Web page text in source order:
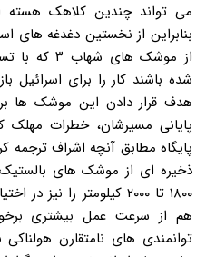
می تواند چندین کلاهک
بنابراین از نخستین دغدغه
از موشک های
شده باشند کار را برای اسرائیل
هدف قرار دادن این موشک ها بر
پایانی مسیرشان، خطرات مهلک
پایگاه مطابق آنچه اشراف ترجمه
هم از سرعت عمل بیشتری
توانمندی های نامتقارن